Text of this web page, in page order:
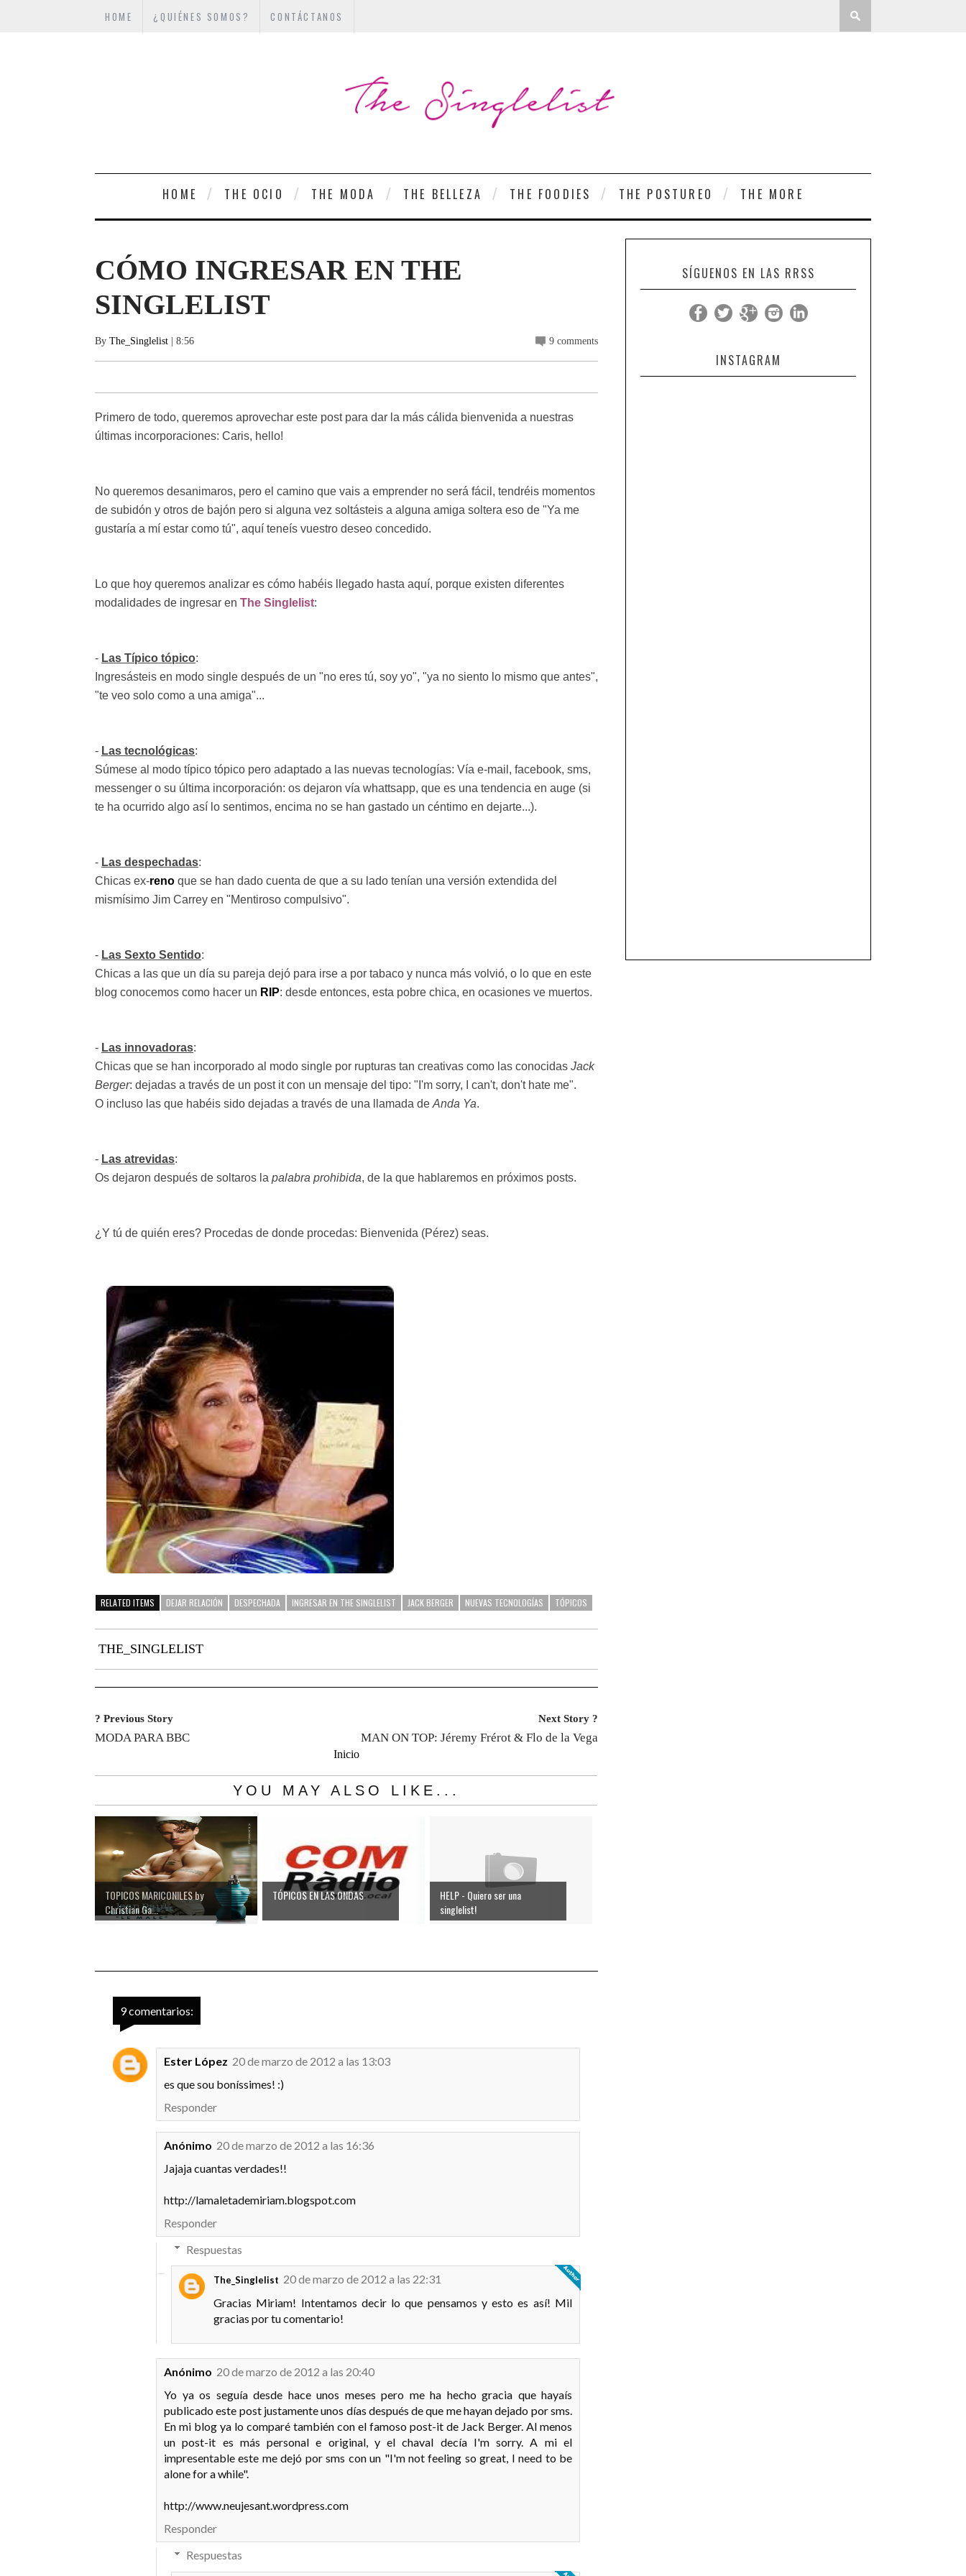
HOME ¿QUIÉNES SOMOS? CONTÁCTANOS
HOME THE OCIO THE MODA THE BELLEZA THE FOODIES THE POSTUREO THE MORE
CÓMO INGRESAR EN THE
SINGLELIST
By The_Singlelist | 8:56 9 comments
Primero de todo, queremos aprovechar este post para dar la más cálida bienvenida a nuestras
últimas incorporaciones: Caris, hello!
No queremos desanimaros, pero el camino que vais a emprender no será fácil, tendréis momentos
de subidón y otros de bajón pero si alguna vez soltásteis a alguna amiga soltera eso de "Ya me
gustaría a mí estar como tú", aquí teneís vuestro deseo concedido.
Lo que hoy queremos analizar es cómo habéis llegado hasta aquí, porque existen diferentes
modalidades de ingresar en The Singlelist:
- Las Típico tópico:
Ingresásteis en modo single después de un "no eres tú, soy yo", "ya no siento lo mismo que antes",
"te veo solo como a una amiga"...
- Las tecnológicas:
Súmese al modo típico tópico pero adaptado a las nuevas tecnologías: Vía e-mail, facebook, sms,
messenger o su última incorporación: os dejaron vía whattsapp, que es una tendencia en auge (si
te ha ocurrido algo así lo sentimos, encima no se han gastado un céntimo en dejarte...).
- Las despechadas:
Chicas ex-reno que se han dado cuenta de que a su lado tenían una versión extendida del
mismísimo Jim Carrey en "Mentiroso compulsivo".
- Las Sexto Sentido:
Chicas a las que un día su pareja dejó para irse a por tabaco y nunca más volvió, o lo que en este
blog conocemos como hacer un RIP: desde entonces, esta pobre chica, en ocasiones ve muertos.
- Las innovadoras:
Chicas que se han incorporado al modo single por rupturas tan creativas como las conocidas Jack
Berger: dejadas a través de un post it con un mensaje del tipo: "I'm sorry, I can't, don't hate me".
O incluso las que habéis sido dejadas a través de una llamada de Anda Ya.
- Las atrevidas:
Os dejaron después de soltaros la palabra prohibida, de la que hablaremos en próximos posts.
¿Y tú de quién eres? Procedas de donde procedas: Bienvenida (Pérez) seas.
RELATED ITEMS DEJAR RELACIÓN DESPECHADA INGRESAR EN THE SINGLELIST JACK BERGER NUEVAS TECNOLOGÍAS TÓPICOS
THE_SINGLELIST
? Previous Story
MODA PARA BBC
Next Story ?
MAN ON TOP: Jéremy Frérot & Flo de la Vega
Inicio
YOU MAY ALSO LIKE...
TOPICOS MARICONILES by
Christian Ga...
TÓPICOS EN LAS ONDAS
HELP - Quiero ser una
singlelist!
9 comentarios:
Ester López 20 de marzo de 2012 a las 13:03
es que sou boníssimes! :)
Responder
Anónimo 20 de marzo de 2012 a las 16:36
Jajaja cuantas verdades!!
http://lamaletademiriam.blogspot.com
Responder
Respuestas
The_Singlelist 20 de marzo de 2012 a las 22:31
Gracias Miriam! Intentamos decir lo que pensamos y esto es así! Mil
gracias por tu comentario!
Anónimo 20 de marzo de 2012 a las 20:40
Yo ya os seguía desde hace unos meses pero me ha hecho gracia que hayaís
publicado este post justamente unos días después de que me hayan dejado por sms.
En mi blog ya lo comparé también con el famoso post-it de Jack Berger. Al menos
un post-it es más personal e original, y el chaval decía I'm sorry. A mi el
impresentable este me dejó por sms con un "I'm not feeling so great, I need to be
alone for a while".
http://www.neujesant.wordpress.com
Responder
Respuestas
SÍGUENOS EN LAS RRSS
INSTAGRAM